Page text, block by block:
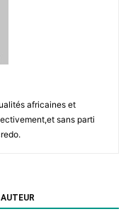
africaines et
sans parti